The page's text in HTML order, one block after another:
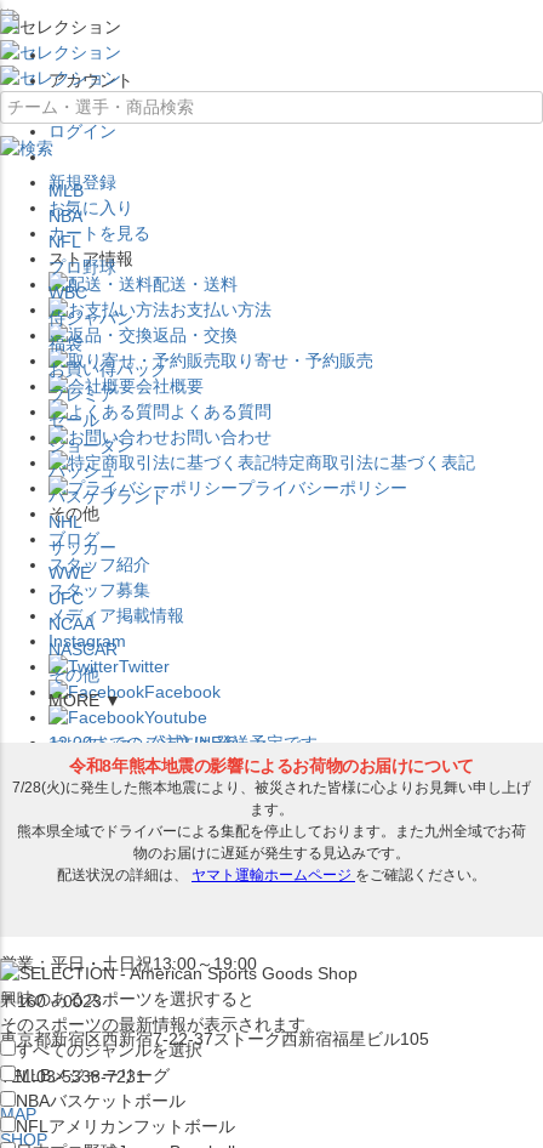
×
アカウント
ログイン
新規登録
お気に入り
カートを見る
ストア情報
配送・送料
お支払い方法
返品・交換
取り寄せ・予約販売
会社概要
よくある質問
お問い合わせ
特定商取引法に基づく表記
プライバシーポリシー
その他
ブログ
スタッフ紹介
スタッフ募集
メディア掲載情報
Instagram
Twitter
Facebook
Youtube
セレクション公式LINE@
営業：平日・土日祝13:00～19:00
〒160－0023
東京都新宿区西新宿7-22-37ストーク西新宿福星ビル105
TEL:03-5338-7231
MAP
SHOP
MLB
NBA
NFL
プロ野球
WBC
侍ジャパン
福袋
お買い得パック
プレミア
セール
ジョーダン
バッシュ
バスケブランド
NHL
サッカー
WWE
UFC
NCAA
NASCAR
その他
MORE ▼
12:00までのご注文は発送予定です。
在庫品は 1-3営業日内で発送!! ※お取寄せ商品は対象外
興味のあるスポーツを選択すると
そのスポーツの最新情報が表示されます。
すべてのジャンルを選択
MLBメジャーリーグ
NBAバスケットボール
NFL アメリカンフットボール